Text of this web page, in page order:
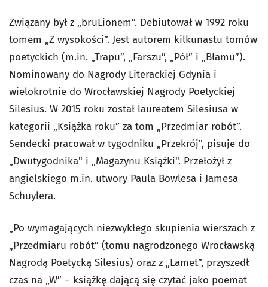
Związany był z „bruLionem”. Debiutował w 1992 roku
tomem „Z wysokości”. Jest autorem kilkunastu tomów
poetyckich (m.in. „Trapu”, „Farszu”, „Pół” i „Błamu”).
Nominowany do Nagrody Literackiej Gdynia i
wielokrotnie do Wrocławskiej Nagrody Poetyckiej
Silesius. W 2015 roku został laureatem Silesiusa w
kategorii „Książka roku” za tom „Przedmiar robót”.
Sendecki pracował w tygodniku „Przekrój", pisuje do
„Dwutygodnika" i „Magazynu Książki". Przełożył z
angielskiego m.in. utwory Paula Bowlesa i Jamesa
Schuylera.
„Po wymagających niezwykłego skupienia wierszach z
„Przedmiaru robót” (tomu nagrodzonego Wrocławską
Nagrodą Poetycką Silesius) oraz z „Lamet”, przyszedł
czas na „W” – książkę dającą się czytać jako poemat